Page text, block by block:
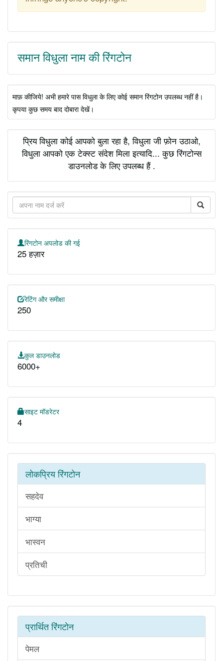
समान विधुला नाम की रिंगटोन
माफ़ कीजिये! अभी हमारे पास विधुला के लिए कोई समान रिंगटोन उपलब्ध नहीं है।
कृपया कुछ समय बाद दोबारा देखें।
प्रिय विधुला कोई आपको बुला रहा है, विधुला जी फ़ोन उठाओ,
विधुला आपको एक टेक्स्ट संदेश मिला इत्यादि... कुछ रिंगटोन्स
डाउनलोड के लिए उपलब्ध हैं .
रिंगटोन अपलोड की गई
25 हज़ार
रेटिंग और समीक्षा
250
कुल डाउनलोड
6000+
साइट मॉडरेटर
4
लोकप्रिय रिंगटोन
सहदेव
भाग्या
भास्वन
प्रतिची
प्रार्थित रिंगटोन
पेमल